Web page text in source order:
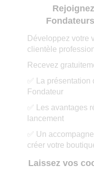
Développez votre
clientèle
Recevez
✅ La
Fondateur
✅ Les avantages
lancement
✅ Un
créer votre
Laissez vos